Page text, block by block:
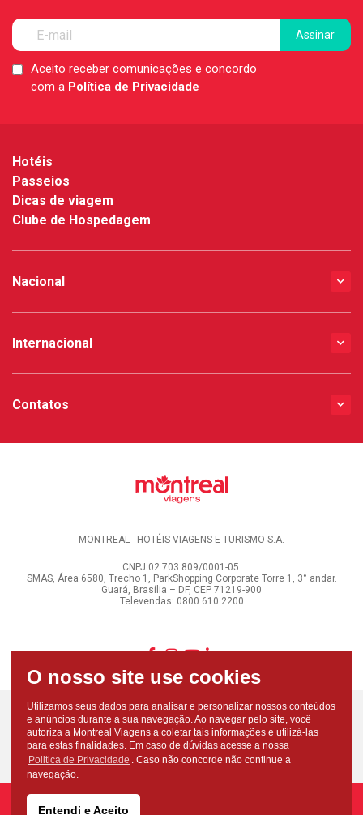
LGPDAceito receber comunicações e concordo
com a Política de Privacidade
Hotéis
Passeios
Dicas de viagem
Clube de Hospedagem
Nacional
Internacional
Contatos
MONTREAL - HOTÉIS VIAGENS E TURISMO S.A.
CNPJ 02.703.809/0001-05.
SMAS, Área 6580, Trecho 1, ParkShopping Corporate Torre 1, 3° andar.
Guará, Brasília – DF, CEP 71219-900
Televendas: 0800 610 2200
Utilizamos seus dados para analisar e personalizar nossos conteúdos
e anúncios durante a sua navegação. Ao navegar pelo site, você
autoriza a Montreal Viagens a coletar tais informações e utilizá-las
para estas finalidades. Em caso de dúvidas acesse a nossa
Politica de Privacidade . Caso não concorde não continue a
navegação.
Entendi e Aceito